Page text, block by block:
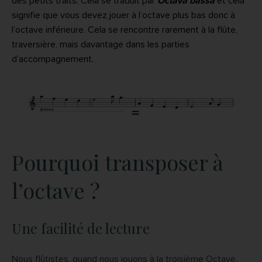
signifie que vous devez jouer à l’octave plus bas donc à
l’octave inférieure. Cela se rencontre rarement à la flûte,
traversière, mais davantage dans les parties
d’accompagnement.
Pourquoi transposer à
l’octave ?
Une facilité de lecture
Nous flûtistes, quand nous jouons à la troisième Octave,